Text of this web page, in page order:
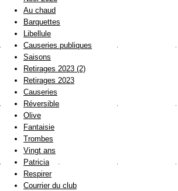
Au chaud
Barquettes
Libellule
Causeries publiques
Saisons
Retirages 2023 (2)
Retirages 2023
Causeries
Réversible
Olive
Fantaisie
Trombes
Vingt ans
Patricia
Respirer
Courrier du club